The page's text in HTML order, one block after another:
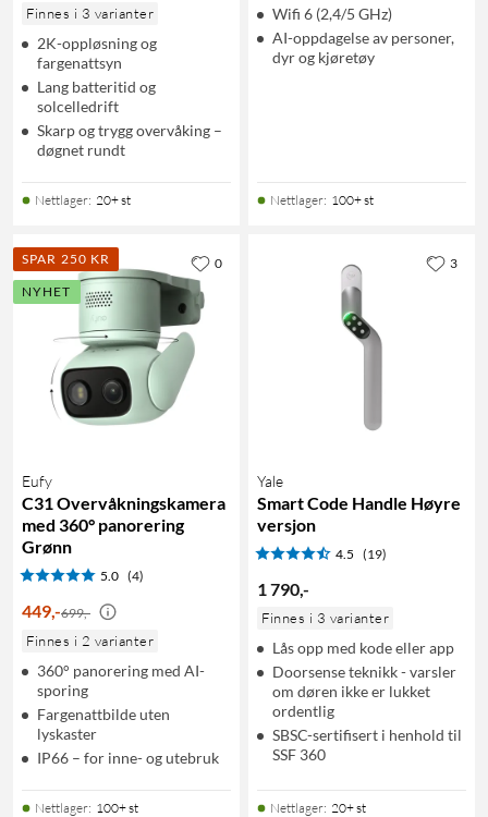
Finnes i 3 varianter
2K-oppløsning og
fargenattsyn
Lang batteritid og
solcelledrift
Skarp og trygg overvåking –
døgnet rundt
Nettlager: 20+ st
Wifi 6 (2,4/5 GHz)
AI-oppdagelse av personer,
dyr og kjøretøy
Nettlager: 100+ st
SPAR 250 KR
NYHET
Eufy
C31 Overvåkningskamera
med 360° panorering
Grønn
5.0 (4)
449,-699,-
Finnes i 2 varianter
360° panorering med AI-
sporing
Fargenattbilde uten
lyskaster
IP66 – for inne- og utebruk
Nettlager: 100+ st
0
Yale
Smart Code Handle Høyre
versjon
4.5 (19)
1 790,-
Finnes i 3 varianter
Lås opp med kode eller app
Doorsense teknikk - varsler
om døren ikke er lukket
ordentlig
SBSC-sertifisert i henhold til
SSF 360
Nettlager: 20+ st
3